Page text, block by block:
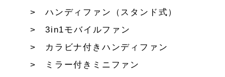
ハンディファン（スタンド式）
3in1モバイルファン
カラビナ付きハンディファン
ミラー付きミニファン